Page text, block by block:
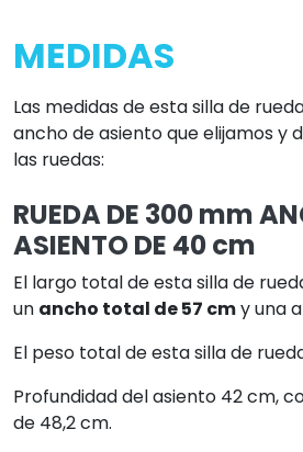
MEDIDAS
Las medidas de esta silla de
ancho de asiento que elijamos y
las ruedas:
RUEDA DE 300 mm
ASIENTO DE 40 cm
El largo total de esta silla de
un ancho total de 57 cmy una
El peso total de esta silla de
Profundidad del asiento 42 cm,
de 48,2 cm.